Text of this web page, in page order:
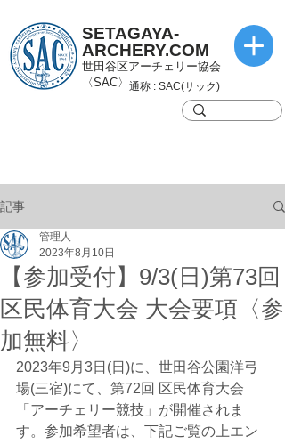
SETAGAYA-
ARCHERY.COM
世田谷区アーチェリー協会
〈SAC〉 通称 : SAC(サック)
記事
【参加受付】9/3(日)第73回
区民体育大会 大会要項〈参
加無料〉
管理人
2023年8月10日
2023年9月3日(日)に、世田谷公園洋弓
場(三宿)にて、第72回 区民体育大会
「アーチェリー競技」が開催されま
す。参加希望者は、下記ご覧の上エン